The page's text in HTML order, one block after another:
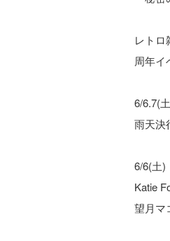
レト
周年イ
6/6.7(
雨天決
6/6(土)
Katie
望月マ